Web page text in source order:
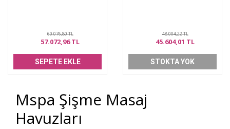
60.076,80 TL
57.072,96 TL
SEPETE EKLE
48.004,22 TL
45.604,01 TL
STOKTA YOK
Mspa Şişme Masaj
Havuzları